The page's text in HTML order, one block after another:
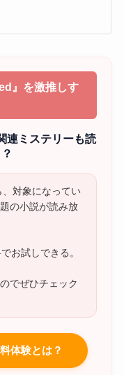
』を激推しす
連ミステリーも読
対象になってい
の小説が読み放
お試しできる。
でぜひチェック
体験とは？